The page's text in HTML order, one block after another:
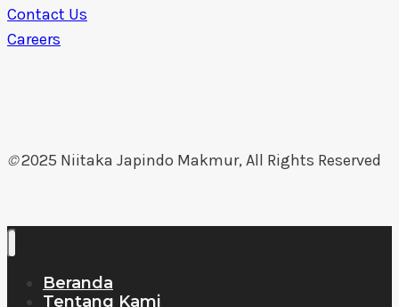
Contact Us
Careers
©2025 Niitaka Japindo Makmur, All Rights Reserved
Beranda
Tentang Kami